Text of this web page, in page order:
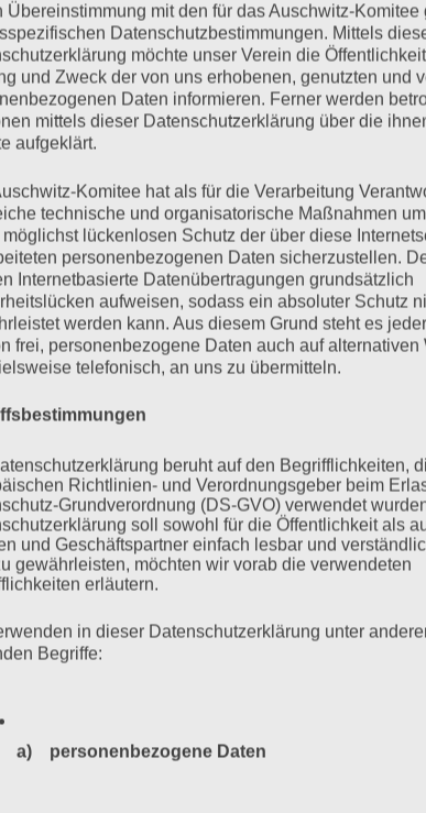
2020 in Hamburg
Hamburger Jugendschwurgericht im Verfahren
1 2 3 4 Weiter > >>
ZUR MAHNWACHE
Bruno D. (93), SS-Wachmann im KZ Stutthof, ist zu
An jedem einzelnen Verhandlungstag – auch bei
uns draußen vor dem Strafjustizgebäude eine
Vielen…
Übereinstimmung mit den für das Auschwitz-Komitee
Datenschutzbestimmungen. Mittels
möchte unser Verein die
und Zweck der von uns erhobenen, genutzten und
Daten informieren. Ferner werden
mittels dieser Datenschutzerklärung über die
aufgeklärt.
Komitee hat als für die Verarbeitung
technische und organisatorische Maßnahmen
lückenlosen Schutz der über diese
personenbezogenen Daten sicherzustellen.
Internetbasierte Datenübertragungen grundsätzlich
aufweisen, sodass ein absoluter Schutz
werden kann. Aus diesem Grund steht es
frei, personenbezogene Daten auch auf alternativen
telefonisch, an uns zu übermitteln.
beruht auf den Begrifflichkeiten,
Richtlinien- und Verordnungsgeber beim
Grundverordnung (DS-GVO) verwendet
soll sowohl für die Öffentlichkeit als
und Geschäftspartner einfach lesbar und
gewährleisten, möchten wir vorab die verwendeten
erläutern.
in dieser Datenschutzerklärung unter
Begriffe:
a) personenbezogene Daten